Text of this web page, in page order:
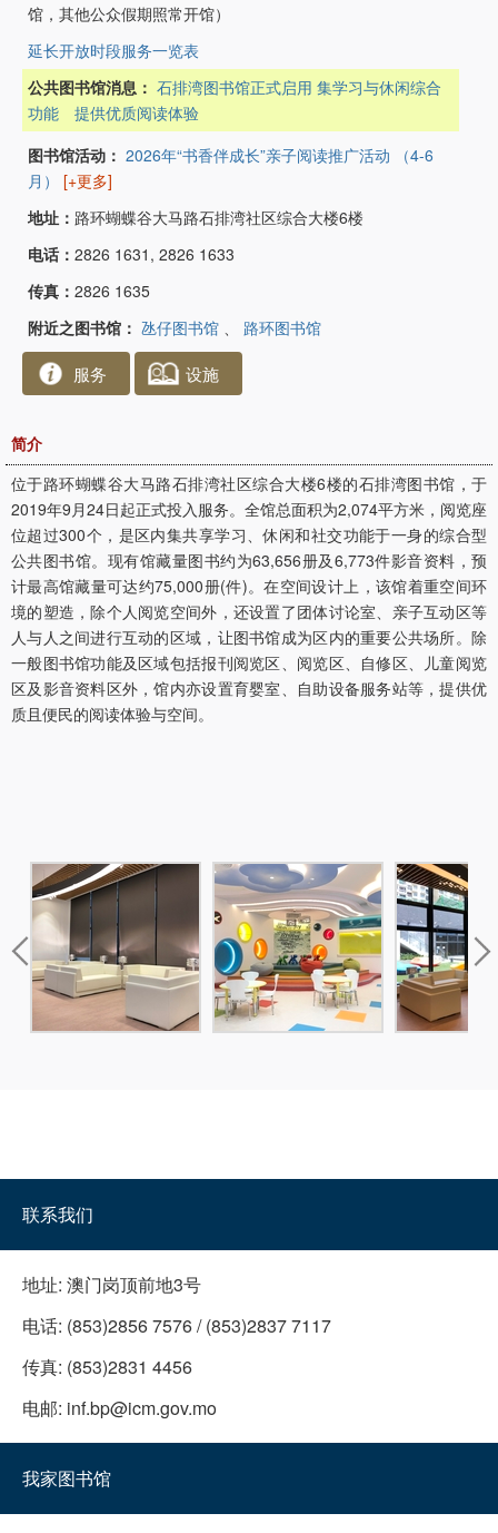
馆，其他公众假期照常开馆）
延长开放时段服务一览表
公共图书馆消息： 石排湾图书馆正式启用 集学习与休闲综合
功能 提供优质阅读体验
图书馆活动： 2026年“书香伴成长”亲子阅读推广活动 （4-6
月）
[+更多]
地址： 路环蝴蝶谷大马路石排湾社区综合大楼6楼
电话： 2826 1631, 2826 1633
传真： 2826 1635
附近之图书馆： 氹仔图书馆 路环图书馆
服务 设施
简介
位于路环蝴蝶谷大马路石排湾社区综合大楼6楼的石排湾图书馆，于
2019年9月24日起正式投入服务。全馆总面积为2,074平方米，阅览座
位超过300个，是区内集共享学习、休闲和社交功能于一身的综合型
公共图书馆。现有馆藏量图书约为63,656册及6,773件影音资料，预
计最高馆藏量可达约75,000册(件)。在空间设计上，该馆着重空间环
境的塑造，除个人阅览空间外，还设置了团体讨论室、亲子互动区等
人与人之间进行互动的区域，让图书馆成为区内的重要公共场所。除
一般图书馆功能及区域包括报刊阅览区、阅览区、自修区、儿童阅览
区及影音资料区外，馆内亦设置育婴室、自助设备服务站等，提供优
质且便民的阅读体验与空间。
联系我们
地址: 澳门岗顶前地3号
电话: (853)2856 7576 / (853)2837 7117
传真: (853)2831 4456
电邮: inf.bp@icm.gov.mo
我家图书馆